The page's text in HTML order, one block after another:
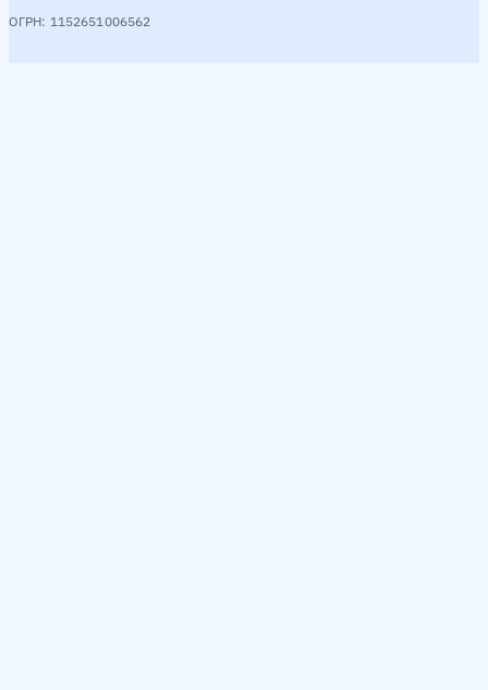
ОГРН: 1152651006562